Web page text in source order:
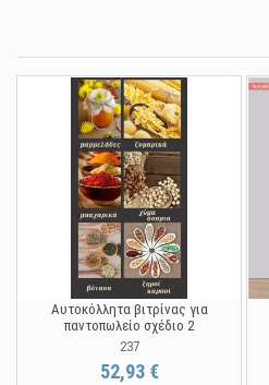
Αυτοκόλλητα βιτρίνας για
παντοπωλείο σχέδιο 2
237
52,93 €